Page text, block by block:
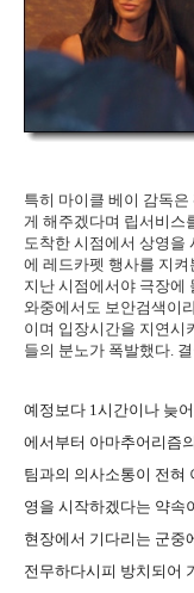
특히 마이클 베이 감독
게 해주겠다며 립서비스
도착한 시점에서 상영을
에 레드카펫 행사를 지
지난 시점에서야 극장에
와중에서도 보안검색이
이며 입장시간을 지연시
들의 분노가 폭발했다.
예정보다 1시간이나 늦
에서부터 아마추어리즘
팀과의 의사소통이 전혀
영을 시작하겠다는 약속
현장에서 기다리는 군중
전무하다시피 방치되어